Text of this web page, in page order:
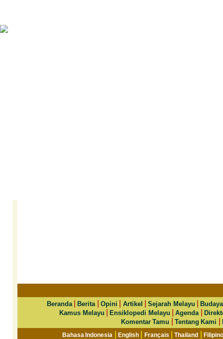
Beranda|Berita Opini Artikel |Sejarah Melayu |
Kamus Melayu
|Ensiklopedi Melayu |Agenda |
Komentar Tamu
|Tentang Kami |
Bahasa Indonesia |English Français |Thailand |